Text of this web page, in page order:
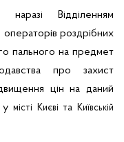
наразі
Відділенням
операторів роздрібних
пального на предмет
про захист
цін на даний
у місті Києві та Київській